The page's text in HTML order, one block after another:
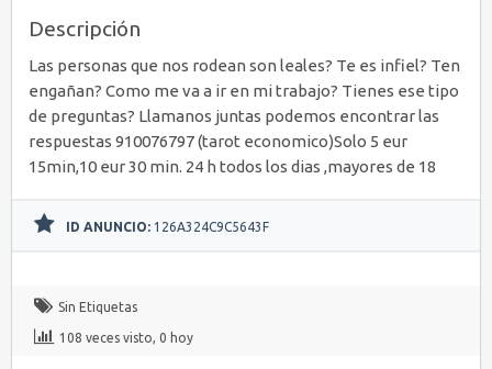
Descripción
Las personas que nos rodean son leales? Te es infiel? Ten
engañan? Como me va a ir en mi trabajo? Tienes ese tipo
de preguntas? Llamanos juntas podemos encontrar las
respuestas 910076797 (tarot economico)Solo 5 eur
15min,10 eur 30 min. 24 h todos los dias ,mayores de 18
ID ANUNCIO: 126A324C9C5643F
Sin Etiquetas
108 veces visto, 0 hoy